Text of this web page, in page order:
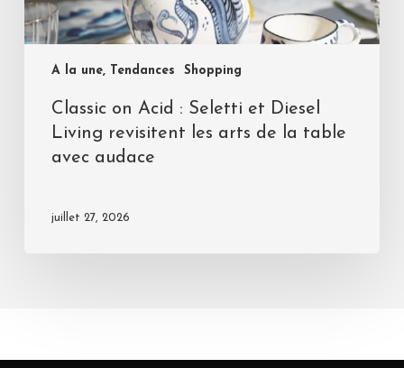
A la une, Tendances Shopping
Classic on Acid : Seletti et Diesel
Living revisitent les arts de la table
avec audace
juillet 27, 2026